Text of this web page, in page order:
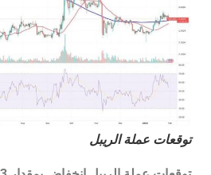
توقعات عملة الريبل